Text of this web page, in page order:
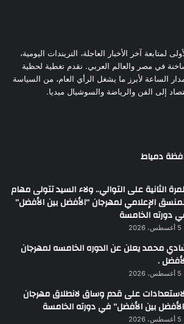
لمتابعة آخر الأخبار العاجلة، التريندات اليومية،
في مصر والعالم العربي. نقدم تغطية لحظية
الساعة لأبرز ما يشغل الرأي العام، من السياسة
إلى الفن والرياضة والسوشيال ميديا.
دمياط
الثانية على التوالي.. ولاء السيد تتولى مهام
الإعلامي لمهرجان “الأفضل بين الأفضل”
دورته الخامسة
5 أغسطس، 2026
محمد يعلن عن الدوره الخامسه لمهرجان
.
5 أغسطس، 2026
على قدم وساق لانطلاق مهرجان
بين الأفضل” في دورته الخامسة
5 أغسطس، 2026